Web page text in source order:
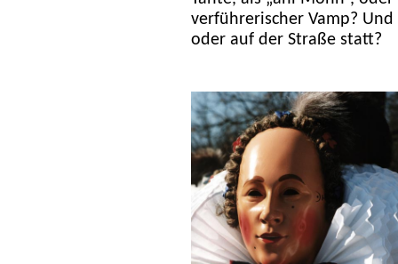
verführerischer Vamp?
oder auf der Straße statt?